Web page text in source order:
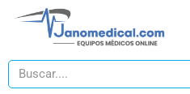
Search